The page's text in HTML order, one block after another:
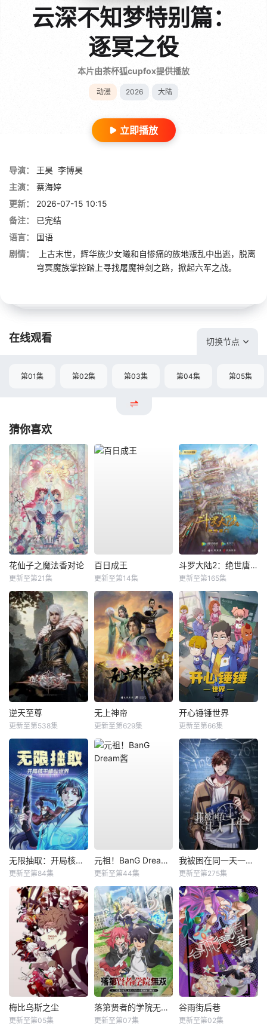
云深不知梦特别篇：
逐冥之役
本片由茶杯狐cupfox提供播放
动漫 2026 大陆
立即播放
导演： 王昊 李博昊
主演：
蔡海婷
更新：
2026-07-15 10:15
备注：
已完结
语言：
国语
剧情：
上古末世，辉华族少女曦和自惨痛的族地叛乱中出逃，脱离
穹冥魔族掌控踏上寻找屠魔神剑之路，掀起六军之战。
在线观看 切换节点
第01集 第02集 第03集 第04集 第05集
猜你喜欢
花仙子之魔法香对论
更新至第21集
百日成王
更新至第14集
斗罗大陆2：绝世唐门
更新至第165集
逆天至尊
更新至第538集
无上神帝
更新至第629集
开心锤锤世界
更新至第66集
无限抽取：开局核平修仙世界动态漫
更新至第84集
元祖！BanG Dream酱
更新至第44集
我被困在同一天一千年动态漫
更新至第275集
梅比乌斯之尘
更新至第05集
落第贤者的学院无双第二回转生，S等级作弊魔术师冒险记
更新至第07集
谷雨街后巷
更新至第02集